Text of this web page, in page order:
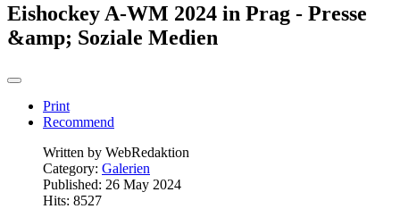
Eishockey A-WM 2024 in Prag - Presse
&amp; Soziale Medien
Print
Recommend
Written by WebRedaktion
Category: Galerien
Published: 26 May 2024
Hits: 8527